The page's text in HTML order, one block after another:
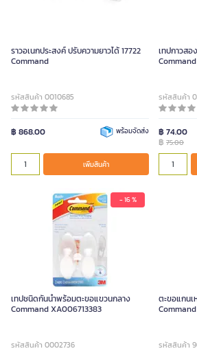
ราวอเนกประสงค์ ปรับความยาวได้ 17722
Command
รหัสสินค้า 0010685
฿ 868.00 พร้อมจัดส่ง
เพิ่มสินค้า
เทปกาวสอ
รหัสสินค้า
฿ 74.00
฿ 75.00
- 16 %
เทปชนิดกันน้ำพร้อมตะขอแขวนกลาง
Command XA006713383
รหัสสินค้า 0002736
ตะขอแกน
รหัสสินค้า